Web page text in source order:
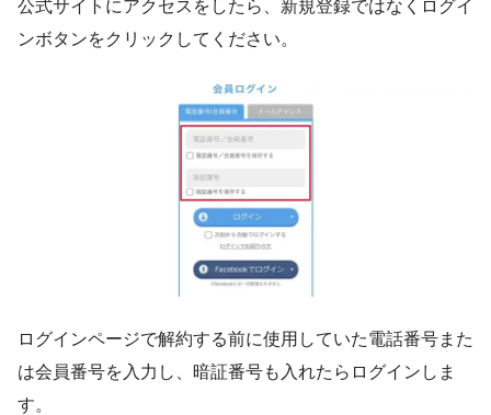
公式サイトにアクセスをしたら、新規登録ではなくログイ
ンボタンをクリックしてください。
ログインページで解約する前に使用していた電話番号また
は会員番号を入力し、暗証番号も入れたらログインしま
す。